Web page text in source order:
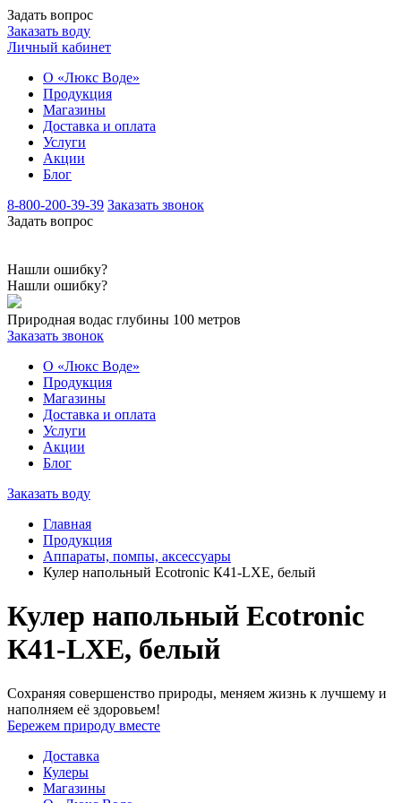
Задать вопрос
Заказать воду
Личный кабинет
О «Люкс Воде»
Продукция
Магазины
Доставка и оплата
Услуги
Акции
Блог
8-800-200-39-39 Заказать звонок
Задать вопрос
Нашли ошибку?
Нашли ошибку?
Природная водас глубины 100 метров
Заказать звонок
О «Люкс Воде»
Продукция
Магазины
Доставка и оплата
Услуги
Акции
Блог
Заказать воду
Главная
Продукция
Аппараты, помпы, аксессуары
Кулер напольный Ecotronic К41-LXE, белый
Кулер напольный Ecotronic
К41-LXE, белый
Сохраняя совершенство природы, меняем жизнь к лучшему и
наполняем её здоровьем!
Бережем природу вместе
Доставка
Кулеры
Магазины